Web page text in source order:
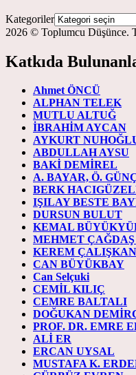
Kategoriler
2026 © Toplumcu Düşünce.
Katkıda
Ahmet ÖNCÜ
ALPHAN TELEK
MUTLU ALTUĞ
İBRAHİM AYCAN
AYKURT
ABDULLAH AYSU
BAKİ DEMİREL
A. BAYAR, Ö.
BERK
IŞILAY BESTE
DURSUN BULUT
KEMAL
MEHMET
KEREM ÇALIŞKAN
CAN BÜYÜKBAY
Can Selçuki
CEMİL KILIÇ
CEMRE BALTALI
DOĞUKAN
PROF. DR. EMRE
ALİ ER
ERCAN UYSAL
MUSTAFA K.